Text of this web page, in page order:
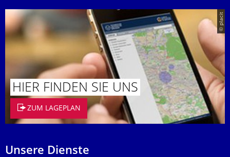
© placit
HIER FINDEN SIE UNS
ZUM LAGEPLAN
Unsere Dienste